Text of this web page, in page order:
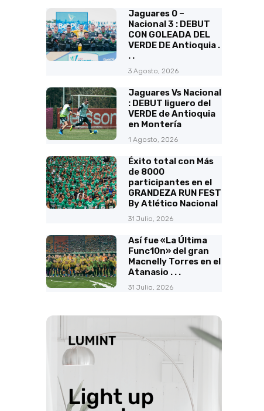
Jaguares 0 –
Nacional 3 : DEBUT
CON GOLEADA DEL
VERDE DE Antioquia .
. .
3 Agosto, 2026
Jaguares Vs Nacional
: DEBUT liguero del
VERDE de Antioquia
en Montería
1 Agosto, 2026
Éxito total con Más
de 8000
participantes en el
GRANDEZA RUN FEST
By Atlético Nacional
31 Julio, 2026
Así fue «La Última
Func10n» del gran
Macnelly Torres en el
Atanasio . . .
31 Julio, 2026